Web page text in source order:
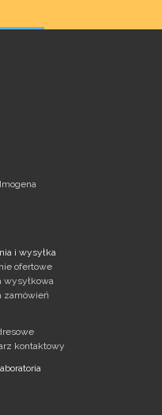
i wysyłka
ofertowe
wysyłkowa
zamówień
kontaktowy